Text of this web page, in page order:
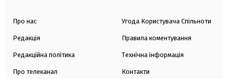
Про нас
Редакція
Редакційна політика
Про телеканал
Угода Користувача Спільноти
Правила коментування
Технічна інформація
Контакти